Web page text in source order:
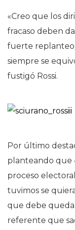
«Creo que los
fracaso deben
fuerte
siempre se
fustigó Rossi.
Por último
planteando que
proceso
tuvimos se
que debe
referente que